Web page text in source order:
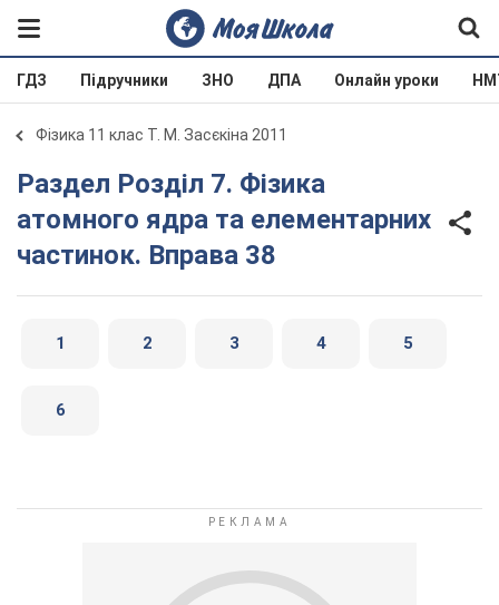
ГДЗ Підручники ЗНО ДПА Онлайн уроки
Фізика 11 клас Т. М. Засєкіна 2011
Раздел Розділ 7. Фізика
атомного ядра та елементарних
частинок. Вправа 38
1 2 3 4 5
6